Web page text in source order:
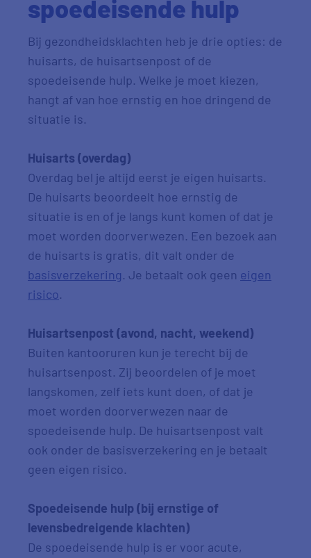
spoedeisende hulp
Bij gezondheidsklachten heb je drie opties: de
huisarts, de huisartsenpost of de
spoedeisende hulp. Welke je moet kiezen,
hangt af van hoe ernstig en hoe dringend de
situatie is.
Huisarts (overdag)
Overdag bel je altijd eerst je eigen huisarts.
De huisarts beoordeelt hoe ernstig de
situatie is en of je langs kunt komen of dat je
moet worden doorverwezen. Een bezoek aan
de huisarts is gratis, dit valt onder de
basisverzekering. Je betaalt ook geen eigen
risico.
Huisartsenpost (avond, nacht, weekend)
Buiten kantooruren kun je terecht bij de
huisartsenpost. Zij beoordelen of je moet
langskomen, zelf iets kunt doen, of dat je
moet worden doorverwezen naar de
spoedeisende hulp. De huisartsenpost valt
ook onder de basisverzekering en je betaalt
geen eigen risico.
Spoedeisende hulp (bij ernstige of
levensbedreigende klachten)
De spoedeisende hulp is er voor acute,